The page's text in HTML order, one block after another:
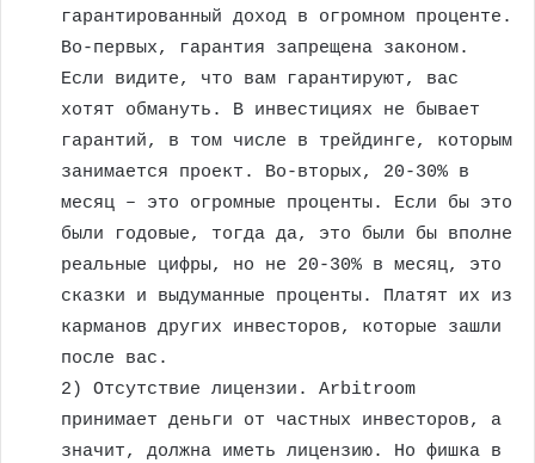
гарантированный доход в огромном проценте.
Во-первых, гарантия запрещена законом.
Если видите, что вам гарантируют, вас
хотят обмануть. В инвестициях не бывает
гарантий, в том числе в трейдинге, которым
занимается проект. Во-вторых, 20-30% в
месяц – это огромные проценты. Если бы это
были годовые, тогда да, это были бы вполне
реальные цифры, но не 20-30% в месяц, это
сказки и выдуманные проценты. Платят их из
карманов других инвесторов, которые зашли
после вас.
2) Отсутствие лицензии. Arbitroom
принимает деньги от частных инвесторов, а
значит, должна иметь лицензию. Но фишка в